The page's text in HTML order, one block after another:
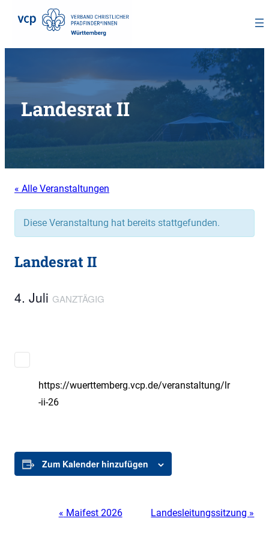
Landesrat II
« Alle Veranstaltungen
Diese Veranstaltung hat bereits stattgefunden.
Landesrat II
4. Juli GANZTÄGIG
https://wuerttemberg.vcp.de/veranstaltung/lr
-ii-26
Zum Kalender hinzufügen
Veranstaltung-
« Maifest 2026 Landesleitungssitzung »